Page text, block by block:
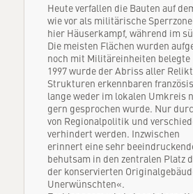
Heute verfallen die Bauten auf
wie vor als militärische
hier Häuserkampf, während im
Die meisten Flächen wurden
noch mit Militäreinheiten belegte
1997 wurde der Abriss aller
Strukturen erkennbaren
lange weder im lokalen Umkreis
gern gesprochen wurde. Nur
von Regionalpolitik und
verhindert werden. Inzwischen
erinnert eine sehr
behutsam in den zentralen Platz
der konservierten
Unerwünschten«.